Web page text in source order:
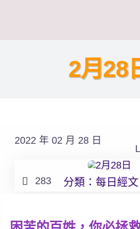
課程報名
2月28
2022 年 02 月 28 日
283 分類： 每日經文